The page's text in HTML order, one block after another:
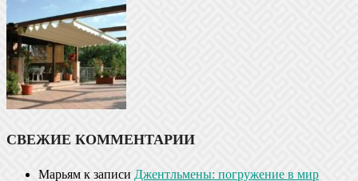
СВЕЖИЕ КОММЕНТАРИИ
Марьям к записи Джентльмены: погружение в мир